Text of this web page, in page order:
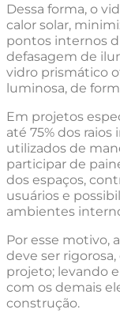
Dessa forma, o
calor solar,
pontos internos
defasagem de
vidro prismático
luminosa, de
Em projetos
até 75% dos
utilizados de
participar de
dos espaços,
usuários e
ambientes
Por esse motivo,
deve ser
projeto; levando
com os demais
construção.